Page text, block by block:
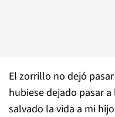
El zorrillo no dejó
hubiese dejado pasar
salvado la vida a mi